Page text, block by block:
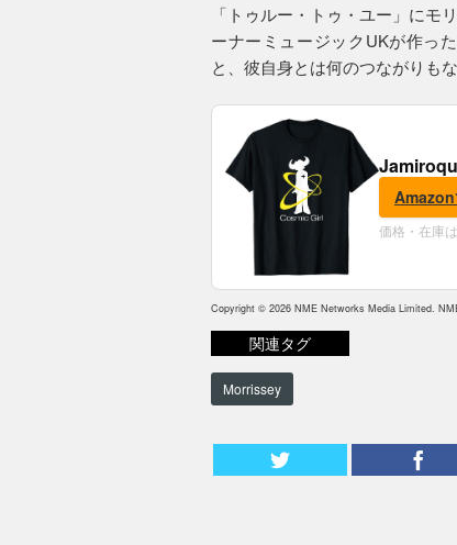
「トゥルー・トゥ・ユー」にモ
ーナーミュージックUKが作っ
と、彼自身とは何のつながりも
Amazon
価格・在庫
Copyright © 2026 NME Networks Media Limited.
関連タグ
Morrissey